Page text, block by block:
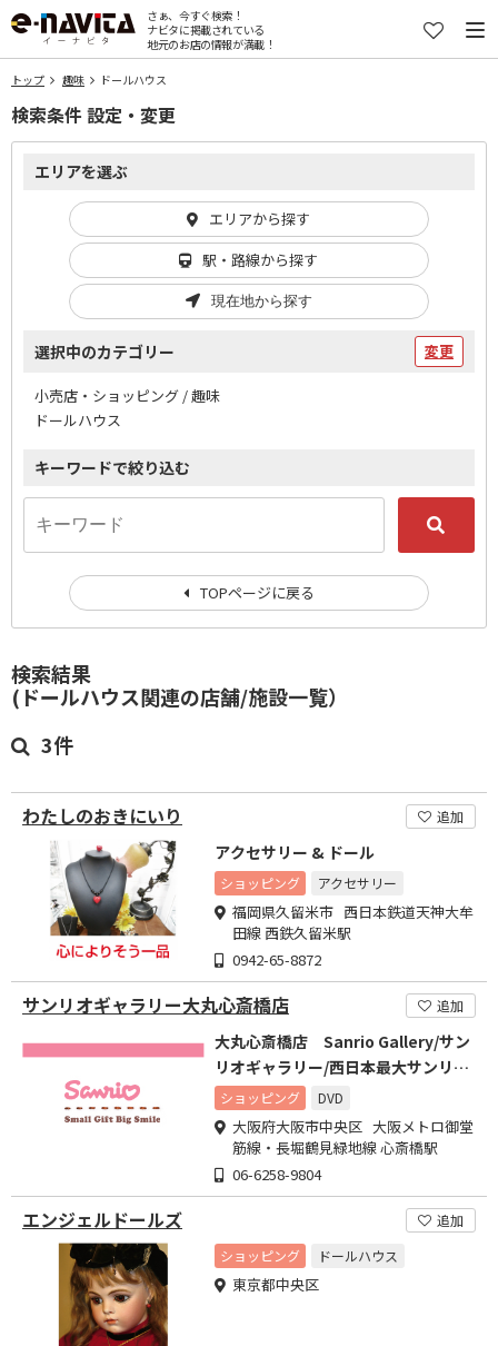
さぁ、今すぐ検索！
ナビタに掲載されている
地元のお店の情報が満載！
トップ 趣味 ドールハウス
検索結果
(ドールハウス関連の店舗/施設一覧）
3件
わたしのおきにいり 追加
アクセサリー & ドール
ショッピング アクセサリー
福岡県久留米市 西日本鉄道天神大牟
田線 西鉄久留米駅
0942-65-8872
サンリオギャラリー大丸心斎橋店 追加
大丸心斎橋店 Sanrio Gallery/サン
リオギャラリー/西日本最大サンリオ
ショップ
ショッピング DVD
大阪府大阪市中央区 大阪メトロ御堂
筋線・長堀鶴見緑地線 心斎橋駅
06-6258-9804
エンジェルドールズ
追加
ショッピング
ドールハウス
東京都中央区
検索条件 設定・変更
エリアを選ぶ
エリアから探す
駅・路線から探す
現在地から探す
選択中のカテゴリー 変更
小売店・ショッピング / 趣味
ドールハウス
キーワードで絞り込む
TOPページに戻る